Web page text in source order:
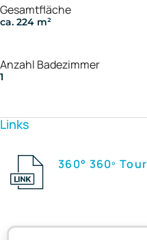
Gesamtfläche
ca. 224 m²
Anzahl Badezimmer
1
Links
360° 360º Tour